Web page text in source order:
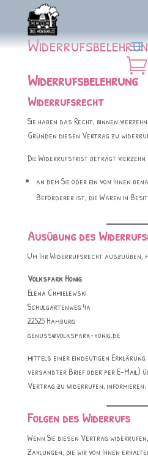

Widerrufsbelehrung
Widerrufsrecht
Sie haben das Recht, binnen
Gründen diesen Vertrag zu
Die Widerrufsfrist beträgt vierzehn
an dem Sie oder ein von Ihnen
Beförderer ist, die Waren in
Ausübung des
Um Ihr Widerrufsrecht auszuüben,
Volkspark Honig
Elena Chmielewski
Schulgartenweg 4a
22525 Hamburg
genuss@volkspark-honig.de
mittels einer eindeutigen Erklärung
versandter Brief oder per E-Mail)
Vertrag zu widerrufen, informieren.
Folgen des Widerrufs
Wenn Sie diesen Vertrag
Zahlungen, die wir von Ihnen